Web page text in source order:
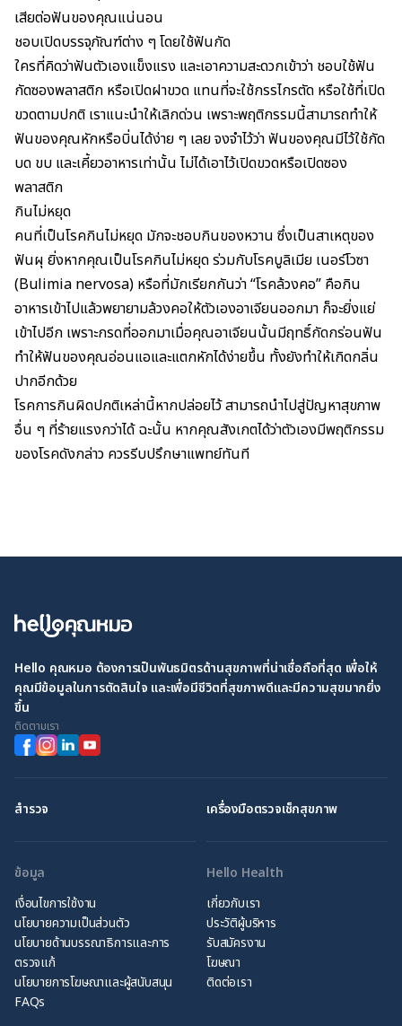
เสียต่อฟันของคุณแน่นอน
ชอบเปิดบรรจุภัณฑ์ต่าง ๆ โดยใช้ฟันกัด
ใครที่คิดว่าฟันตัวเองแข็งแรง และเอาความสะดวกเข้าว่า ชอบใช้ฟัน
กัดซองพลาสติก หรือเปิดฝาขวด แทนที่จะใช้กรรไกรตัด หรือใช้ที่เปิด
ขวดตามปกติ เราแนะนำให้เลิกด่วน เพราะพฤติกรรมนี้สามารถทำให้
ฟันของคุณหักหรือบิ่นได้ง่าย ๆ เลย จงจำไว้ว่า ฟันของคุณมีไว้ใช้กัด
บด ขบ และเคี้ยวอาหารเท่านั้น ไม่ได้เอาไว้เปิดขวดหรือเปิดซอง
พลาสติก
กินไม่หยุด
คนที่เป็นโรคกินไม่หยุด มักจะชอบกินของหวาน ซึ่งเป็นสาเหตุของ
ฟันผุ ยิ่งหากคุณเป็นโรคกินไม่หยุด ร่วมกับโรคบูลิเมีย เนอร์โวซา
(Bulimia nervosa) หรือที่มักเรียกกันว่า “โรคล้วงคอ” คือกิน
อาหารเข้าไปแล้วพยายามล้วงคอให้ตัวเองอาเจียนออกมา ก็จะยิ่งแย่
เข้าไปอีก เพราะกรดที่ออกมาเมื่อคุณอาเจียนนั้นมีฤทธิ์กัดกร่อนฟัน
ทำให้ฟันของคุณอ่อนแอและแตกหักได้ง่ายขึ้น ทั้งยังทำให้เกิดกลิ่น
ปากอีกด้วย
โรคการกินผิดปกติเหล่านี้หากปล่อยไว้ สามารถนำไปสู่ปัญหาสุขภาพ
อื่น ๆ ที่ร้ายแรงกว่าได้ ฉะนั้น หากคุณสังเกตได้ว่าตัวเองมีพฤติกรรม
ของโรคดังกล่าว ควรรีบปรึกษาแพทย์ทันที
Hello คุณหมอ ต้องการเป็นพันธมิตรด้านสุขภาพที่น่าเชื่อถือที่สุด เพื่อให้
คุณมีข้อมูลในการตัดสินใจ และเพื่อมีชีวิตที่สุขภาพดีและมีความสุขมากยิ่ง
ขึ้น
ติดตามเรา
สำรวจ เครื่องมือตรวจเช็กสุขภาพ
ข้อมูล
เงื่อนไขการใช้งาน
นโยบายความเป็นส่วนตัว
นโยบายด้านบรรณาธิการและการ
ตรวจแก้
นโยบายการโฆษณาและผู้สนับสนุน
FAQs
Hello Health
เกี่ยวกับเรา
ประวัติผู้บริหาร
รับสมัครงาน
โฆษณา
ติดต่อเรา